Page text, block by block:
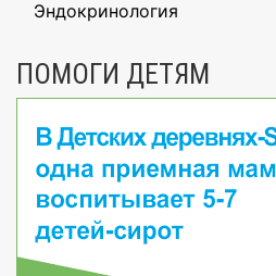
Эндокринология
ПОМОГИ ДЕТЯМ